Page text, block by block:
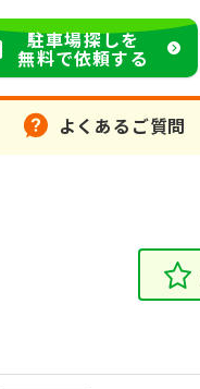
駐車場探しを
無料で依頼する
よくあるご質問